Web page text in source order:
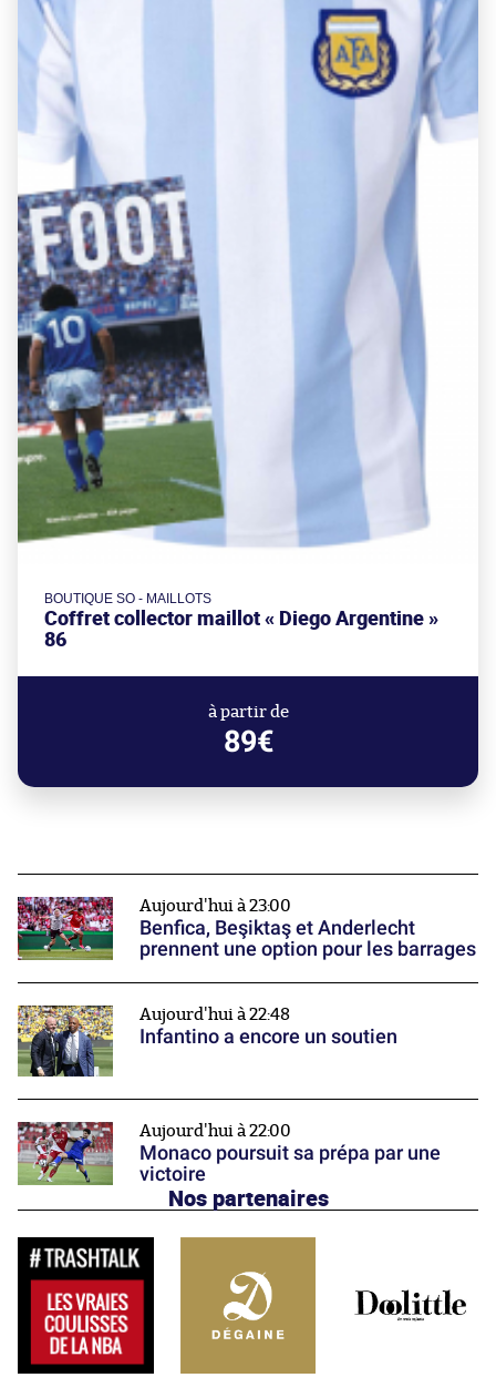
BOUTIQUE SO - MAILLOTS
Coffret collector maillot « Diego Argentine »
86
à partir de
89€
Aujourd'hui à 23:00
Benfica, Beşiktaş et Anderlecht
prennent une option pour les barrages
Aujourd'hui à 22:48
Infantino a encore un soutien
Aujourd'hui à 22:00
Monaco poursuit sa prépa par une
victoire
Nos partenaires